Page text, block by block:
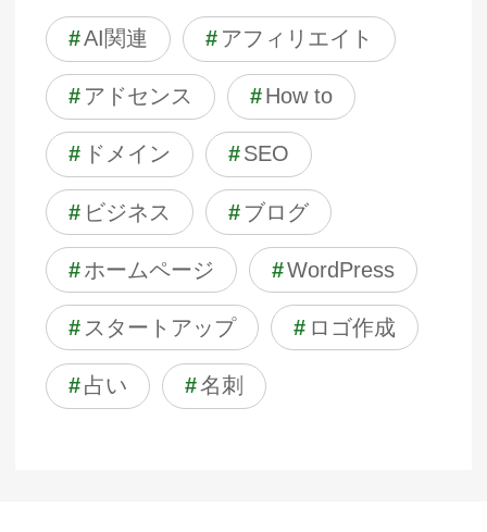
#AI関連 # アフィリエイト
# アドセンス #How to
# ドメイン #SEO
# ビジネス # ブログ
#ホームページ #WordPress
# スタートアップ # ロゴ作成
#占い #名刺